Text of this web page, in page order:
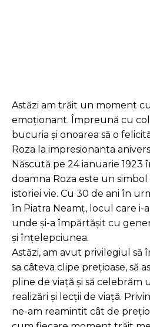
Astăzi am trăit un moment
emoționant. Împreună cu
bucuria și onoarea să o
Roza la impresionanta
Născută pe 24 ianuarie 1923
doamna Roza este un
istoriei vie. Cu 30 de ani în
în Piatra Neamț, locul care i-
unde și-a împărtășit cu
și înțelepciunea.
Astăzi, am avut privilegiul să
sa câteva clipe prețioase, să
pline de viață și să celebrăm
realizări și lecții de viață.
ne-am reamintit cât de